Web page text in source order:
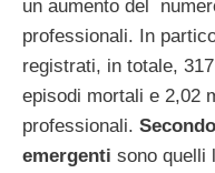
un aumento del
professionali. In
registrati, in totale,
episodi mortali e 2,02
professionali.
emergenti sono quelli